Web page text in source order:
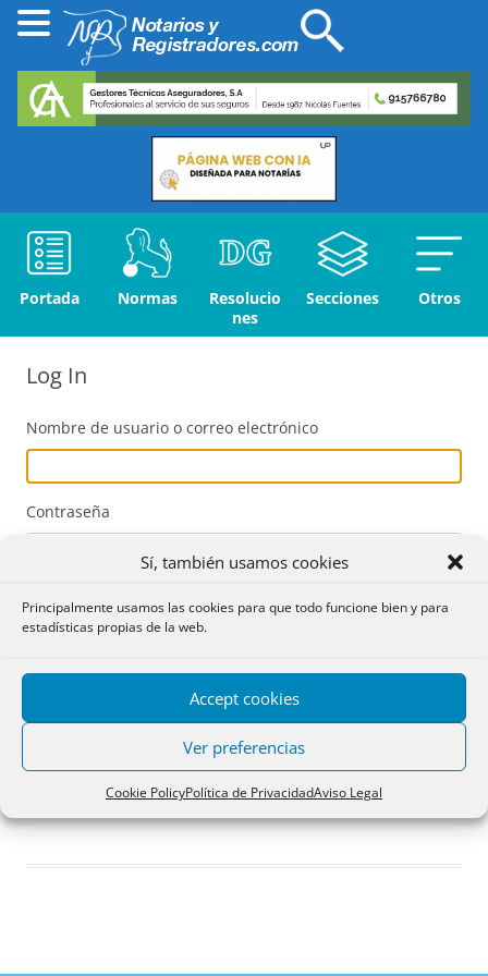
Sí, también usamos cookies
Principalmente usamos las cookies para que todo funcione bien y para
estadísticas propias de la web.
Accept cookies
Ver preferencias
Cookie PolicyPolítica de PrivacidadAviso Legal
Portada Normas
Resolucio
nes
Secciones Otros
Log In
Nombre de usuario o correo electrónico
Contraseña
Acceder
Registro
¿Has olvidado tu contraseña?